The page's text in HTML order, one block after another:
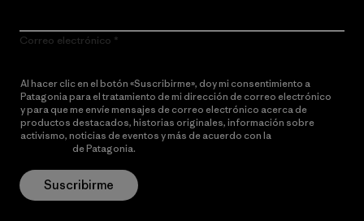
Correo electrónico
Al hacer clic en el botón «Suscribirme», doy mi consentimiento a
Patagonia para el tratamiento de mi dirección de correo electrónico
y para que me envíe mensajes de correo electrónico acerca de
productos destacados, historias originales, información sobre
activismo, noticias de eventos y más de acuerdo con la
de Patagonia.
Suscribirme